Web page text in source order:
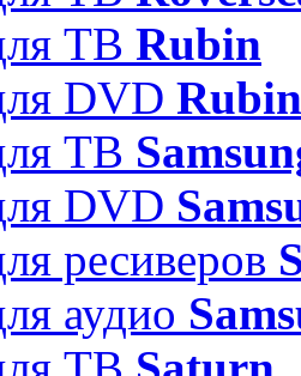
ТВ Rubin
DVD Rubin
ТВ
DVD
ресиверов
аудио